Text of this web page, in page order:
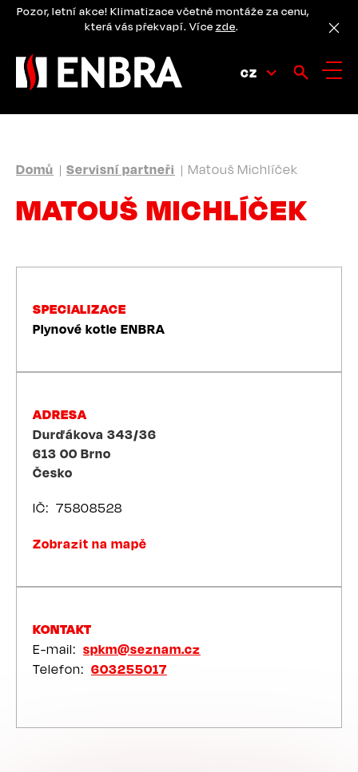
PřejítPozor, letní akce! Klimatizace včetně montáže za cenu,
která vás překvapí. Více zde.
CZ
DROBEČKOVÁ
NAVIGACE
Domů Servisní partneři Matouš Michlíček
MATOUŠ MICHLÍČEK
SPECIALIZACE
Plynové kotle ENBRA
ADRESA
Durďákova 343/36
613 00 Brno
Česko
IČ 75808528
Zobrazit na mapě
KONTAKT
E-mail
spkm@seznam.cz
Telefon
603255017